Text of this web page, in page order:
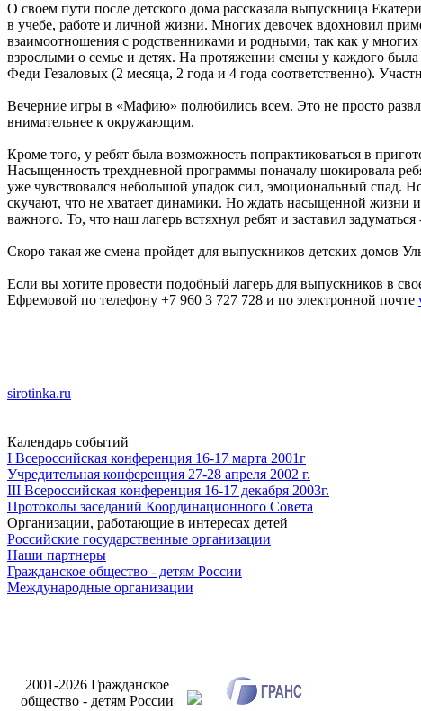
О своем пути после детского дома рассказала выпускница
в учебе, работе и личной жизни. Многих девочек вдохновил
взаимоотношения с родственниками и родными, так как у многих
взрослыми о семье и детях. На протяжении смены у каждого
Феди Гезаловых (2 месяца, 2 года и 4 года соответственно).
Вечерние игры в «Мафию» полюбились всем. Это не просто
внимательнее к окружающим.
Кроме того, у ребят была возможность попрактиковаться в
Насыщенность трехдневной программы поначалу шокировала
уже чувствовался небольшой упадок сил, эмоциональный спад.
скучают, что не хватает динамики. Но ждать насыщенной жизни
важного. То, что наш лагерь встяхнул ребят и заставил
Скоро такая же смена пройдет для выпускников детских домов
Если вы хотите провести подобный лагерь для выпускников в
Ефремовой по телефону +7 960 3 727 728 и по электронной почте
sirotinka.ru
Календарь событий
I Всероссийская конференция 16-17 марта 2001г
Учредительная конференция 27-28 апреля 2002 г.
III Всероссийская конференция 16-17 декабря 2003г.
Протоколы заседаний Координационного Совета
Организации, работающие в интересах детей
Российские государственные организации
Наши партнеры
Гражданское общество - детям России
Международные организации
2001-2026 Гражданское
общество - детям России